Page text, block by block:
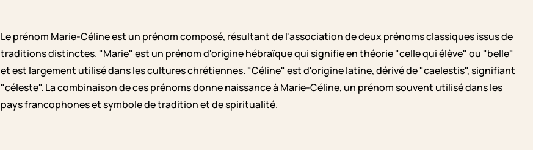
Le prénom Marie-Céline est un prénom composé, résultant de l'association de deux prénoms classiques issus de
traditions distinctes. "Marie" est un prénom d'origine hébraïque qui signifie en théorie "celle qui élève" ou "belle"
et est largement utilisé dans les cultures chrétiennes. "Céline" est d'origine latine, dérivé de "caelestis", signifiant
"céleste". La combinaison de ces prénoms donne naissance à Marie-Céline, un prénom souvent utilisé dans les
pays francophones et symbole de tradition et de spiritualité.